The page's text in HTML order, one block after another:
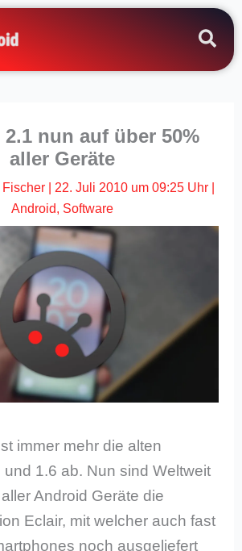
nun auf über 50%
aller Geräte
Fischer 22. Juli 2010 um 09:25 Uhr
Android, Software
immer mehr die alten
und 1.6 ab. Nun sind Weltweit
Android Geräte die
Eclair, mit welcher auch fast
noch ausgeliefert